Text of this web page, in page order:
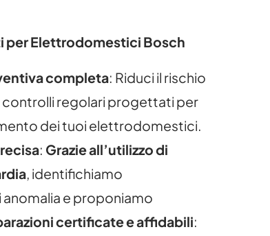
per Elettrodomestici Bosch
completa: Riduci il rischio
controlli regolari progettati per
dei tuoi elettrodomestici.
: Grazie all’utilizzo di
, identifichiamo
e proponiamo
certificate e affidabili: